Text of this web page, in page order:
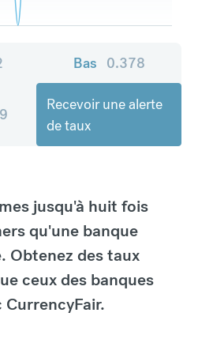
Bas 0.378
Recevoir une alerte
de taux
jusqu'à huit fois
qu'une banque
Obtenez des taux
ceux des banques
CurrencyFair.